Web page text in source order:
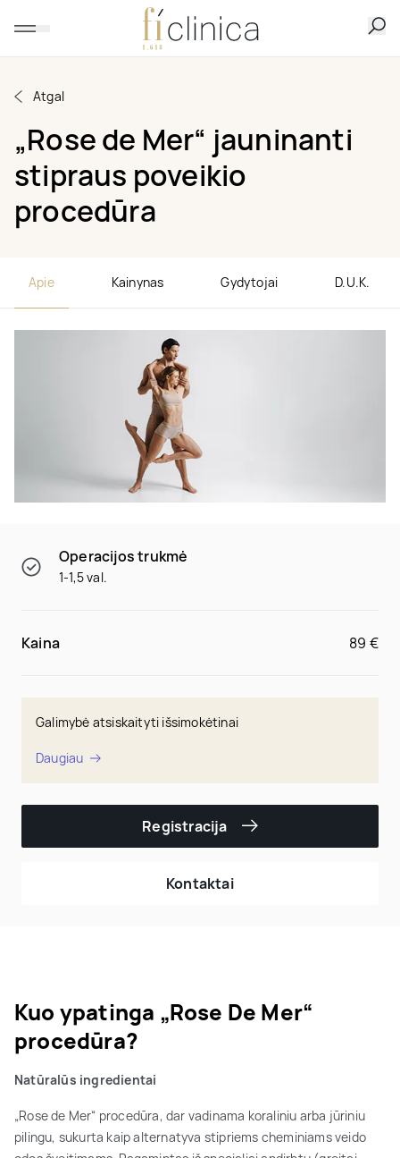
Atgal
„Rose de Mer“ jauninanti
stipraus poveikio
procedūra
Apie Kainynas Gydytojai D.U.K.
Operacijos trukmė
1-1,5 val.
Kaina 89 €
Galimybė atsiskaityti išsimokėtinai
Daugiau
Registracija
Kontaktai
Kuo ypatinga „Rose De Mer“
procedūra?
Natūralūs ingredientai
„Rose de Mer“ procedūra, dar vadinama koraliniu arba jūriniu
pilingu, sukurta kaip alternatyva stipriems cheminiams veido